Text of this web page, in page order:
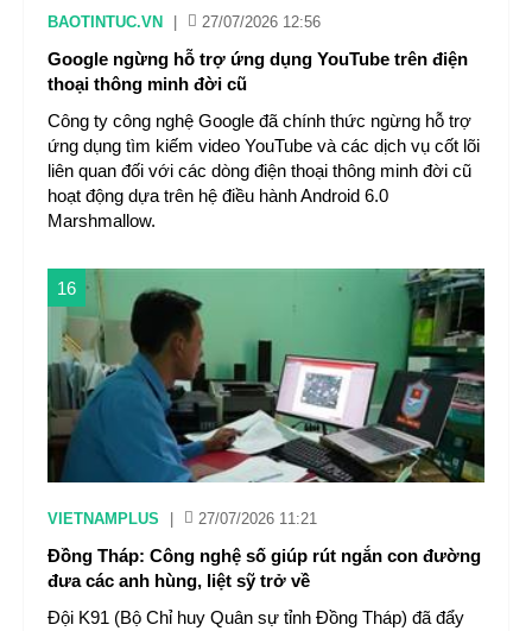
BAOTINTUC.VN 27/07/2026 12:56
Google ngừng hỗ trợ ứng dụng YouTube trên điện
thoại thông minh đời cũ
Công ty công nghệ Google đã chính thức ngừng hỗ trợ
ứng dụng tìm kiếm video YouTube và các dịch vụ cốt lõi
liên quan đối với các dòng điện thoại thông minh đời cũ
hoạt động dựa trên hệ điều hành Android 6.0
Marshmallow.
16
VIETNAMPLUS 27/07/2026 11:21
Đồng Tháp: Công nghệ số giúp rút ngắn con đường
đưa các anh hùng, liệt sỹ trở về
Đội K91 (Bộ Chỉ huy Quân sự tỉnh Đồng Tháp) đã đẩy